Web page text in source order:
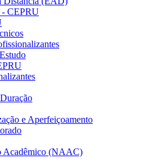
- CEPRU
e Aperfeiçoamento
Acadêmico (NAAC)